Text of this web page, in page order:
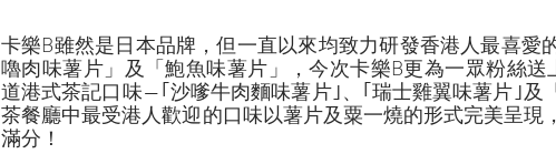
卡樂B雖然是日本品牌，但一直以來均致力研發香港人最喜愛
嚕肉味薯片」及「鮑魚味薯片」，今次卡樂B更為一眾粉絲
道港式茶記口味—｢沙嗲牛肉麵味薯片｣、｢瑞士雞翼味薯片｣及
茶餐廳中最受港人歡迎的口味以薯片及粟一燒的形式完美呈現
滿分！